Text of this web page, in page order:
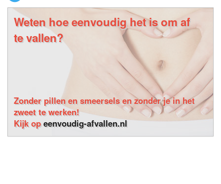
Weten hoe eenvoudig het is om af
te vallen?
Zonder pillen en smeersels en zonder je in het
zweet te werken!
Kijk opeenvoudig-afvallen.nl